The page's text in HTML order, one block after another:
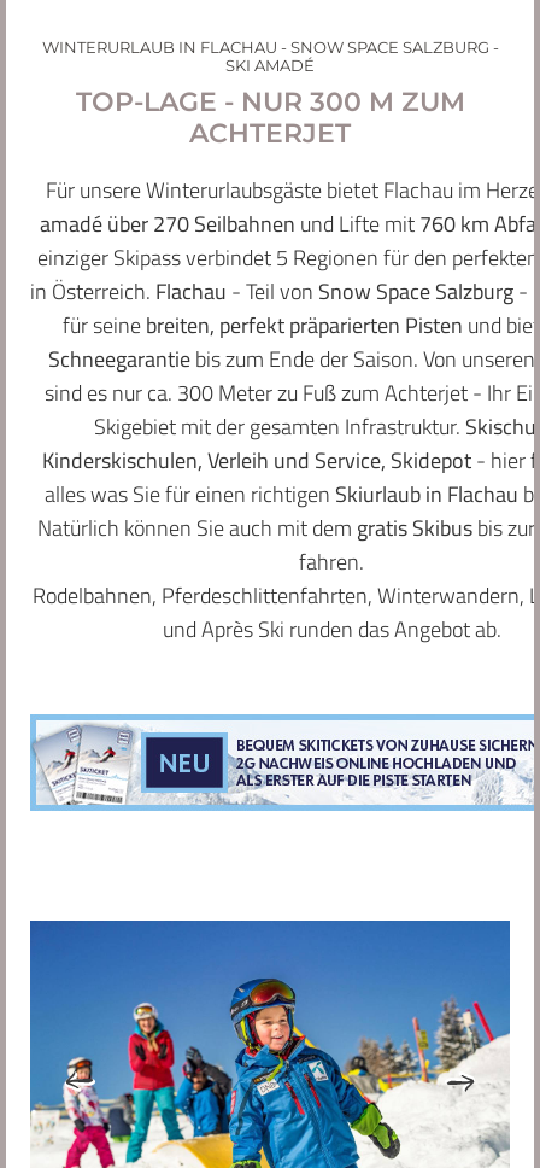
Online Buchung
Gut zu wissen
Winterurlaub
Sommerurlaub
Stoneman Taurista
Vorteilskarten
Guest Mobility Ticket
a
c
b
o
o
A
p
a
h
o
e
l
ä
g
e
r
e
i
m
u
n
Die
Bleibe
a
u
s
t
a
g
r
WINTERURLAUB IN FLACHAU - SNOW SPACE SALZBURG -
SKI AMADÉ
TOP-LAGE - NUR 300 M ZUM
ACHTERJET
Für unsere Winterurlaubsgäste bietet Flachau im
amadé über 270 Seilbahnen und Lifte mit760 km
einziger Skipass verbindet 5 Regionen für den
in Österreich. Flachau - Teil von Snow Space Salzburg-
für seinebreiten, perfekt präparierten Pisten und
Schneegarantiebis zum Ende der Saison. Von
sind es nur ca. 300 Meter zu Fuß zum Achterjet - Ihr
Skigebiet mit der gesamten Infrastruktur.
Kinderskischulen, Verleih und Service, Skidepot- hier
alles was Sie für einen richtigen Skiurlaub in Flachau
Natürlich können Sie auch mit dem gratis Skibusbis zur
fahren.
Rodelbahnen, Pferdeschlittenfahrten, Winterwandern,
und Après Ski runden das Angebot ab.